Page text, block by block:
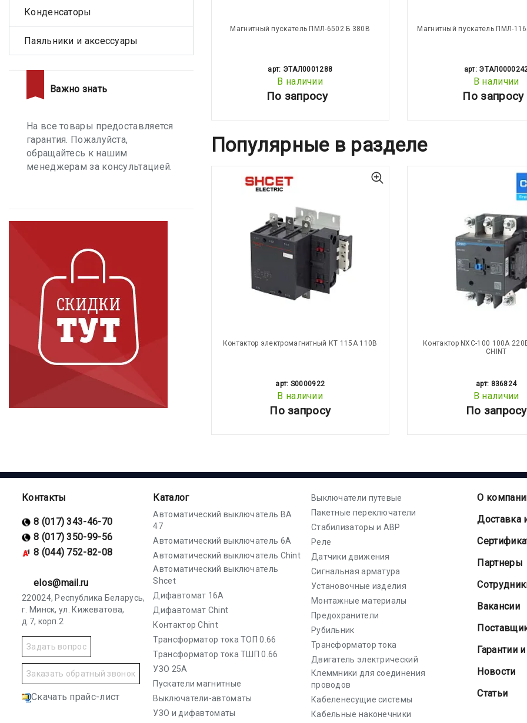
Магнитный пускатель ПМЛ-6502 Б 380В
арт: ЭТАЛ0001288
В наличии
По запросу
Магнитный пускатель ПМЛ-
арт:
В наличии
По запросу
Популярные в разделе
Контактор электромагнитный КТ 115А 110В
арт: S0000922
В наличии
По запросу
Контактор NXC-100 100A
CHINT
арт: 836824
В наличии
По запросу
Конденсаторы
Паяльники и аксессуары
Важно знать
На все товары предоставляется
гарантия. Пожалуйста,
обращайтесь к нашим
менеджерам за консультацией.
Контакты
8 (017) 343-46-70
8 (017) 350-99-56
8 (044) 752-82-08
elos@mail.ru
220024, Республика Беларусь,
г. Минск, ул. Кижеватова,
д.7, корп.2
Задать вопрос
Заказать обратный звонок
Скачать прайс-лист
Каталог
Автоматический выключатель ВА
47
Автоматический выключатель 6А
Автоматический выключатель Chint
Автоматический выключатель
Shcet
Дифавтомат 16А
Дифавтомат Chint
Контактор Chint
Трансформатор тока ТОП 0.66
Трансформатор тока ТШП 0.66
УЗО 25А
Пускатели магнитные
Выключатели-автоматы
УЗО и дифавтоматы
Выключатели путевые
Пакетные переключатели
Стабилизаторы и АВР
Реле
Датчики движения
Сигнальная арматура
Установочные изделия
Монтажные материалы
Предохранители
Рубильник
Трансформатор тока
Двигатель электрический
Клеммники для соединения
проводов
Кабеленесущие системы
Кабельные наконечники
О
Доставка
Партнеры
Вакансии
Гарантии
Новости
Статьи